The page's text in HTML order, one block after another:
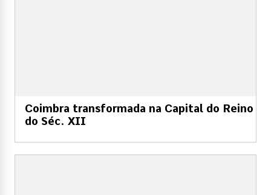
Coimbra transformada na Capital do Reino
do Séc. XII